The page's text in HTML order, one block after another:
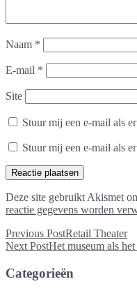
Naam *
E-mail *
Site
Stuur mij een e-mail als
Stuur mij een e-mail als
Deze site gebruikt Akismet
reactie gegevens worden
Previous PostRetail Theater
Next PostHet museum als
Categorieën